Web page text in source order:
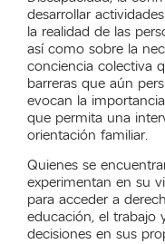
desarrollar
la realidad de las
así como sobre la
conciencia colectiva
barreras que aún
evocan la
que permita una
orientación familiar.
Quienes se
experimentan en su
para acceder a
educación, el trabajo
decisiones en sus